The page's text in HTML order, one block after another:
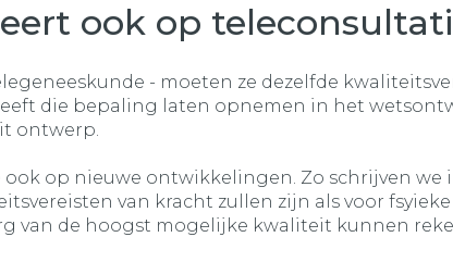
ook op
- moeten ze dezelfde
die bepaling laten opnemen in het
ontwerp.
op nieuwe ontwikkelingen. Zo schrijven
van kracht zullen zijn als voor
van de hoogst mogelijke kwaliteit kunnen